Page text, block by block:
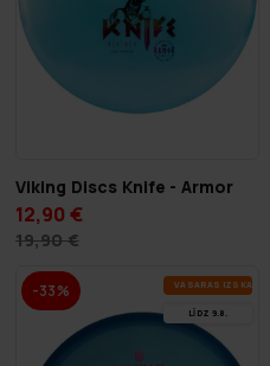
Viking Discs Knife - Armor
12,90 €
19,90 €
-33% VA­SA­RAS IZ­SKA­ŅA
LĪDZ 9.8.